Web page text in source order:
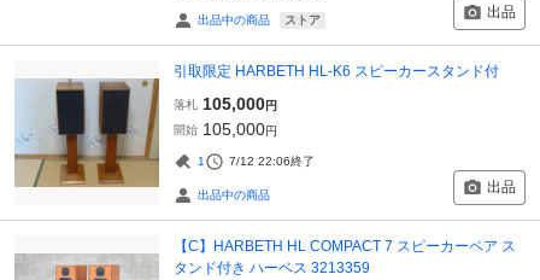
出品中の商品 ストア 出品
引取限定 HARBETH HL-K6 スピーカースタンド付
落札 105,000円
開始 105,000円
1 7/12 22:06終了
出品中の商品 出品
【C】HARBETH HL COMPACT 7 スピーカーペア ス
タンド付き ハーベス 3213359